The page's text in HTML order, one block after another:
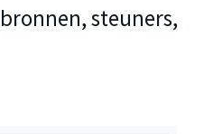
steuners,